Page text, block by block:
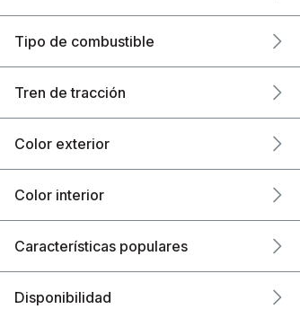
Tipo de combustible
Tren de tracción
Color exterior
Color interior
Características populares
Disponibilidad